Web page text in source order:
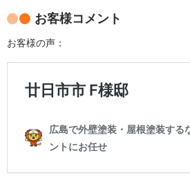
お客様コメント
お客様の声：